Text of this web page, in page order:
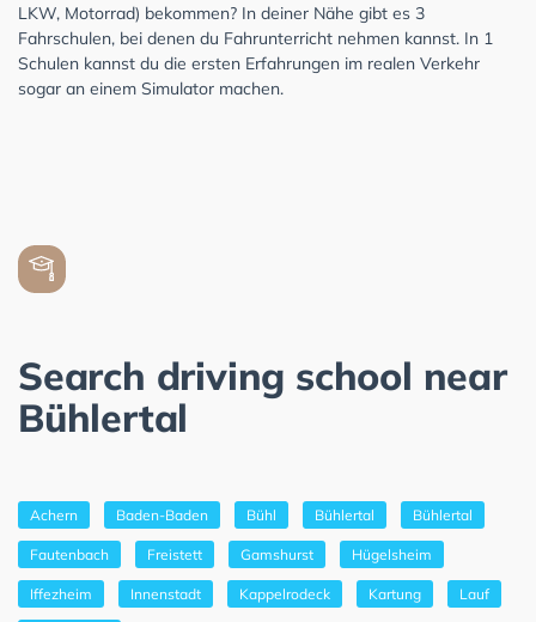
LKW, Motorrad) bekommen? In deiner Nähe gibt es 3
Fahrschulen, bei denen du Fahrunterricht nehmen kannst. In 1
Schulen kannst du die ersten Erfahrungen im realen Verkehr
sogar an einem Simulator machen.
Search driving school near
Bühlertal
Achern Baden-Baden Bühl Bühlertal Bühlertal
Fautenbach Freistett Gamshurst Hügelsheim
Iffezheim Innenstadt Kappelrodeck Kartung Lauf